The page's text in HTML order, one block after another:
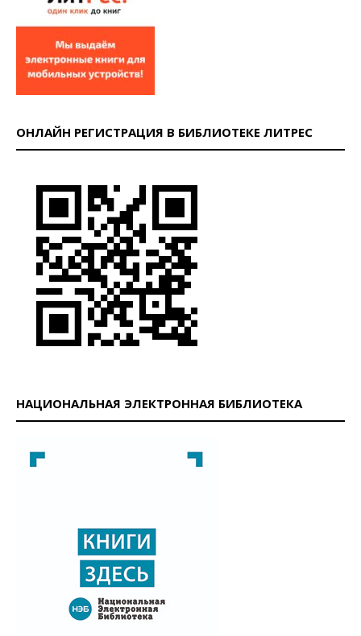
ОНЛАЙН РЕГИСТРАЦИЯ В БИБЛИОТЕКЕ ЛИТРЕС
НАЦИОНАЛЬНАЯ ЭЛЕКТРОННАЯ БИБЛИОТЕКА